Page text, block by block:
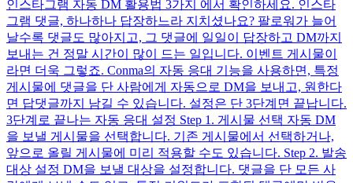
인스타그램 자동 DM 활용법 3가지 에서 확인하세요. 인스타
그램 댓글, 하나하나 답장하느라 지치셨나요? 팔로워가 늘어
날수록 댓글도 많아지고, 그 댓글에 일일이 답장하고 DM까지
보내는 건 정말 시간이 많이 드는 일입니다. 이벤트 게시물이
라면 더욱 그렇죠. Conma의 자동 응대 기능을 사용하면, 특정
게시물에 댓글을 단 사람에게 자동으로 DM을 보내고, 원한다
면 답댓글까지 남길 수 있습니다. 설정은 단 3단계면 끝납니다.
3단계로 끝나는 자동 응대 설정 Step 1. 게시물 선택 자동 DM
을 보낼 게시물을 선택합니다. 기존 게시물에서 선택하거나,
앞으로 올릴 게시물에 미리 적용할 수도 있습니다. Step 2. 발송
대상 설정 DM을 보낼 대상을 설정합니다. 댓글을 단 모든 사